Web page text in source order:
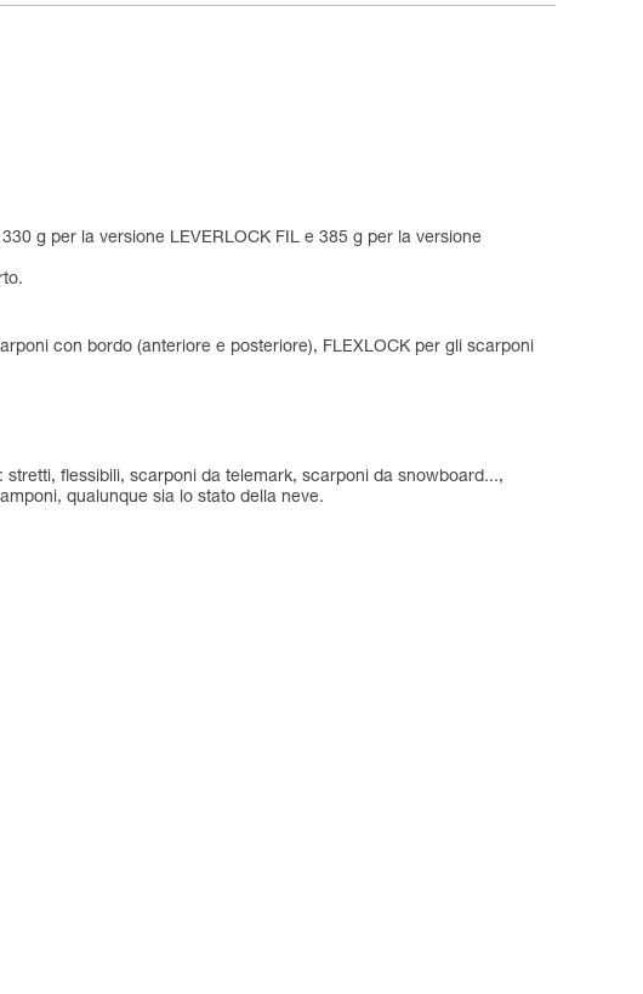
g per la versione LEVERLOCK FIL e 385 g per la versione
con bordo (anteriore e posteriore), FLEXLOCK per gli scarponi
flessibili, scarponi da telemark, scarponi da snowboard...,
qualunque sia lo stato della neve.